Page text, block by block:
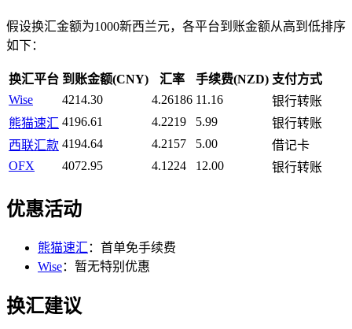
假设换汇金额为1000新西兰元，各平台到账金额从高到低排序
如下：
换汇平台 到账金额(CNY) 汇率 手续费(NZD) 支付方式
Wise
4214.30 4.26186 11.16
银行转账
熊猫速汇 4196.61 4.2219 5.99
银行转账
西联汇款 4194.64 4.2157 5.00
借记卡
OFX
4072.95 4.1224 12.00 银行转账
优惠活动
熊猫速汇 ：首单免手续费
Wise：暂无特别优惠
换汇建议